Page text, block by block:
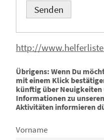
Bitte lasse dieses
http://
Übrigens: Wenn Du
mit einem Klick
künftig über
Informationen zu
Aktivitäten informieren
Vorname